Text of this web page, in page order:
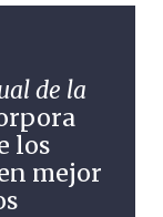
de la
los
mejor